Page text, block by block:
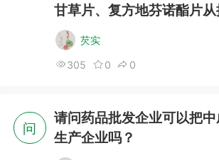
甘草片、复方地芬诺酯片从
能再销售给批发企业。
芡实
305 0 0
问
请问药品批发企业可以把
生产企业吗？